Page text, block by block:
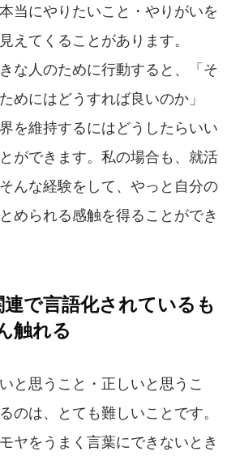
当にやりたいこと・やりがいを
えてくることがあります。
な人のために行動すると、「そ
めにはどうすれば良いのか」
を維持するにはどうしたらいい
ができます。私の場合も、就活
んな経験をして、やっと自分の
められる感触を得ることができ
で言語化されているも
触れる
と思うこと・正しいと思うこ
のは、とても難しいことです。
ヤをうまく言葉にできないとき